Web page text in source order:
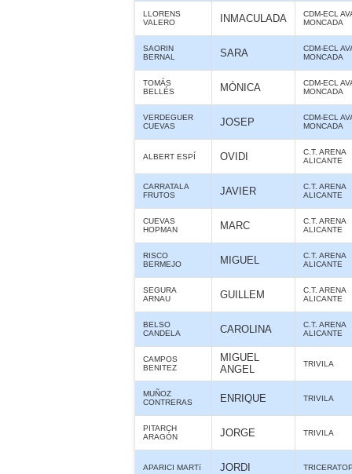
LLORENS
VALERO
INMACULADA
CDM-ECL
MONCADA
SAORIN
BERNAL
SARA
CDM-ECL
MONCADA
TOMÁS
BELLÉS
MÓNICA
CDM-ECL
MONCADA
VERDEGUER
CUEVAS
JOSEP
CDM-ECL
MONCADA
ALBERT ESPÍ OVIDI
C.T. ARENA
ALICANTE
CARRATALA
FRUTOS
JAVIER
C.T. ARENA
ALICANTE
CUEVAS
HOPMAN
MARC
C.T. ARENA
ALICANTE
RISCO
BERMEJO
MIGUEL
C.T. ARENA
ALICANTE
SEGURA
ARNAU
GUILLEM
C.T. ARENA
ALICANTE
BELSO
CANDELA
CAROLINA
C.T. ARENA
ALICANTE
CAMPOS
BENITEZ
MIGUEL
ANGEL
TRIVILA
MUÑOZ
CONTRERAS
ENRIQUE TRIVILA
PITARCH
ARAGÓN
JORGE TRIVILA
APARICI MARTí JORDI